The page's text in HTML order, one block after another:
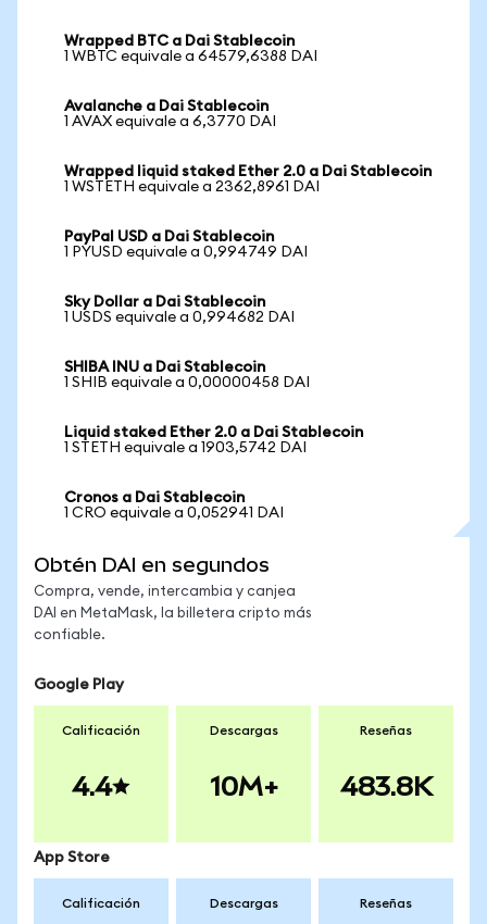
Wrapped BTC a Dai Stablecoin
1 WBTC equivale a 64579,6388 DAI
Avalanche a Dai Stablecoin
1 AVAX equivale a 6,3770 DAI
Wrapped liquid staked Ether 2.0 a Dai Stablecoin
1 WSTETH equivale a 2362,8961 DAI
PayPal USD a Dai Stablecoin
1 PYUSD equivale a 0,994749 DAI
Sky Dollar a Dai Stablecoin
1 USDS equivale a 0,994682 DAI
SHIBA INU a Dai Stablecoin
1 SHIB equivale a 0,00000458 DAI
Liquid staked Ether 2.0 a Dai Stablecoin
1 STETH equivale a 1903,5742 DAI
Cronos a Dai Stablecoin
1 CRO equivale a 0,052941 DAI
Obtén DAI en segundos
Compra, vende, intercambia y canjea
DAI en MetaMask, la billetera cripto más
confiable.
Google Play
Calificación
4.4
Descargas
10M+
Reseñas
483.8K
App Store
Calificación Descargas Reseñas